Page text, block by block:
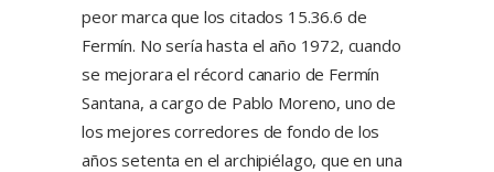
peor marca que los citados 15.36.6 de
Fermín. No sería hasta el año 1972, cuando
se mejorara el récord canario de Fermín
Santana, a cargo de Pablo Moreno, uno de
los mejores corredores de fondo de los
años setenta en el archipiélago, que en una